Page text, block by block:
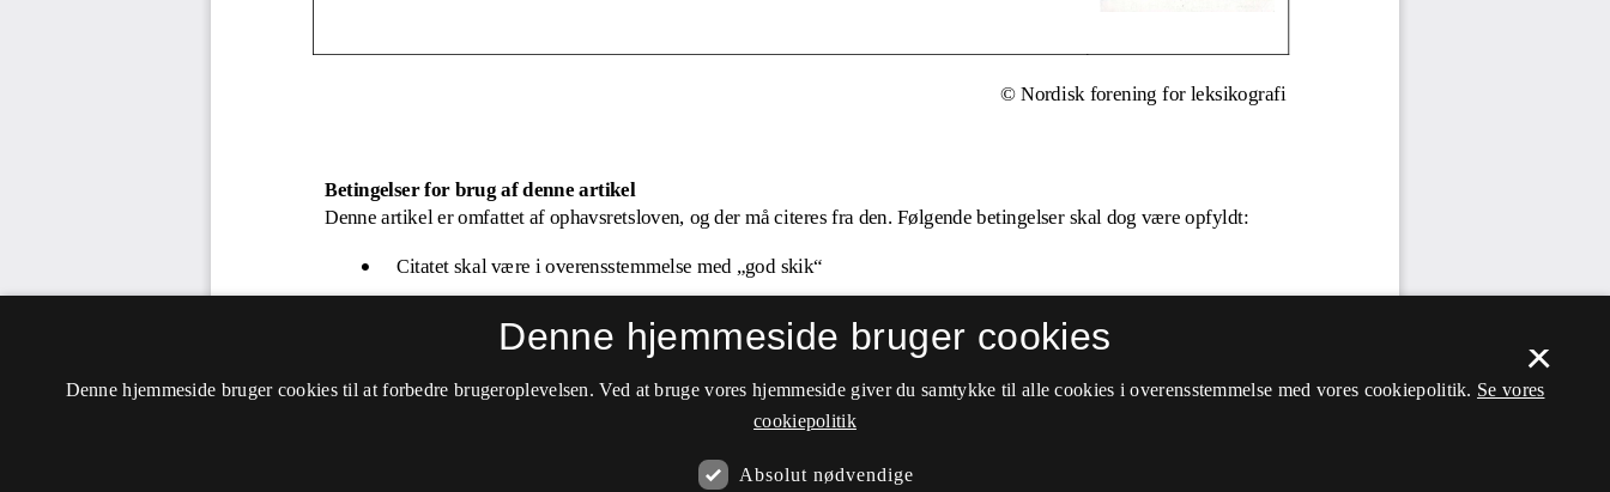
×
Denne hjemmeside bruger cookies
Denne hjemmeside bruger cookies til at forbedre brugeroplevelsen. Ved at bruge vores hjemmeside giver du samtykke til alle cookies i overensstemmelse med vores cookiepolitik. Se vores
cookiepolitik
Absolut nødvendige